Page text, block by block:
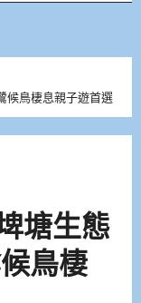
候鳥棲息親子遊首選
塘生態
鳥棲